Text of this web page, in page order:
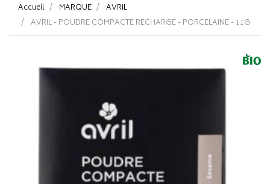
Accueil MARQUE
AVRIL
AVRIL - POUDRE COMPACTE RECHARGE - PORCELAINE - 11G